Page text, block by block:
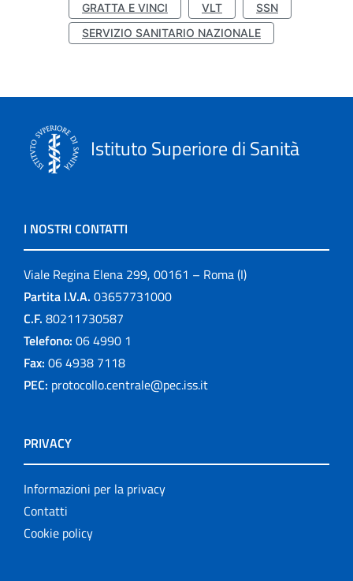
GRATTA E VINCI
VLT
SSN
SERVIZIO SANITARIO NAZIONALE
Istituto Superiore di Sanità
I NOSTRI CONTATTI
Viale Regina Elena 299, 00161 – Roma (I)
Partita I.V.A. 03657731000
C.F. 80211730587
Telefono: 06 4990 1
Fax: 06 4938 7118
PEC: protocollo.centrale@pec.iss.it
PRIVACY
Informazioni per la privacy
Contatti
Cookie policy